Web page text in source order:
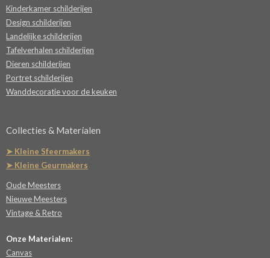
Kinderkamer schilderijen
Design schilderijen
Landelijke schilderijen
Tafelverhalen schilderijen
Dieren schilderijen
Portret schilderijen
Wanddecoratie voor de keuken
Collecties & Materialen
➤ Kleine Sfeermakers
➤ Kleine Geurmakers
Oude Meesters
Nieuwe Meesters
Vintage & Retro
Onze Materialen:
Canvas